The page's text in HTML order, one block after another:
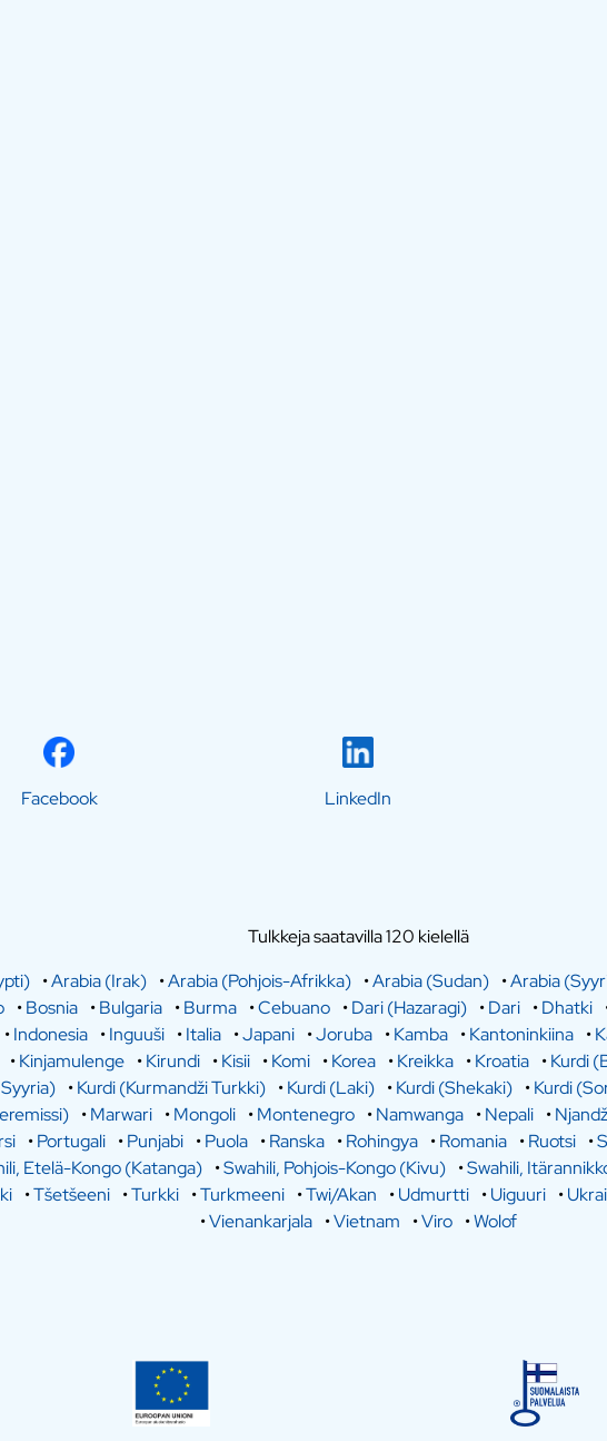
Facebook LinkedIn
Tulkkeja saatavilla 120 kielellä
•Arabia (Irak) •Arabia (Pohjois-Afrikka) •Arabia (Sudan) •Arabia
•Bosnia •Bulgaria •Burma •Cebuano •Dari (Hazaragi) •Dari •Dhatki
•Indonesia •Inguuši •Italia •Japani •Joruba •Kamba •Kantoninkiina •
•Kinjamulenge •Kirundi •Kisii •Komi •Korea •Kreikka •Kroatia •Kurdi
•Kurdi (Kurmandži Turkki) •Kurdi (Laki) •Kurdi (Shekaki) •Kurdi
•Marwari •Mongoli •Montenegro •Namwanga •Nepali •
•Portugali •Punjabi •Puola •Ranska •Rohingya •Romania •Ruotsi •
Etelä-Kongo (Katanga) •Swahili, Pohjois-Kongo (Kivu) •Swahili,
•Tšetšeeni •Turkki •Turkmeeni •Twi/Akan •Udmurtti •Uiguuri •
•Vienankarjala •Vietnam •Viro •Wolof